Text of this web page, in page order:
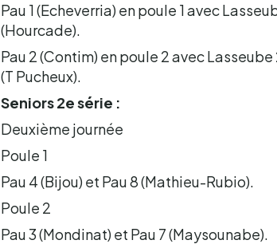
Pau 1 (Echeverria) en poule 1 avec
(Hourcade).
Pau 2 (Contim) en poule 2 avec
(T Pucheux).
Seniors 2e série :
Deuxième journée
Poule 1
Pau 4 (Bijou) et Pau 8 (Mathieu-Rubio).
Poule 2
Pau 3 (Mondinat) et Pau 7 (Maysounabe).